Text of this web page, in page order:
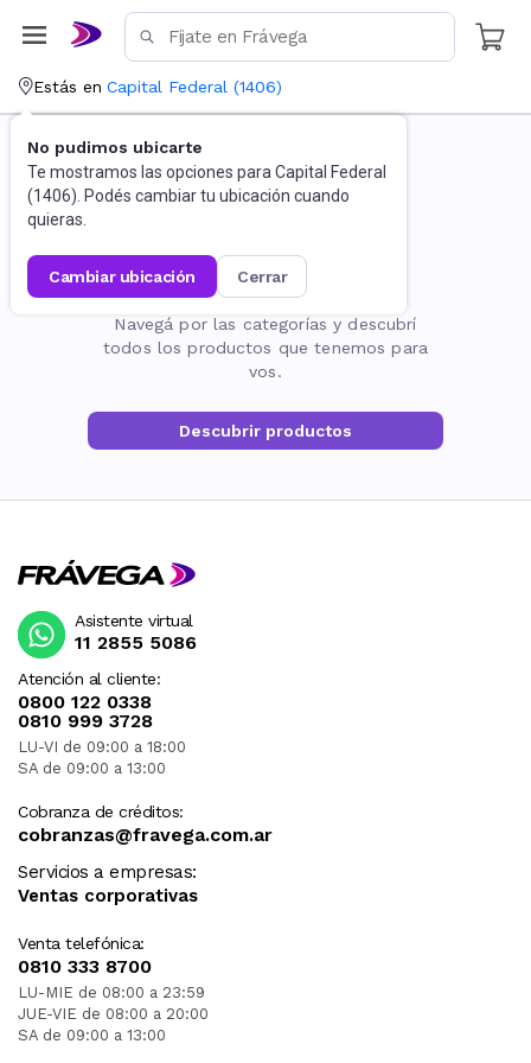
Estás en Capital Federal (1406)
No pudimos ubicarte
Te mostramos las opciones para Capital Federal
(1406). Podés cambiar tu ubicación cuando
quieras.
cambiar ubicación cerrar
La página no existe
Navegá por las categorías y descubrí
todos los productos que tenemos para
vos.
Descubrir productos
Atención al cliente:
0800 122 0338
0810 999 3728
LU-VI de 09:00 a 18:00
SA de 09:00 a 13:00
Cobranza de créditos:
cobranzas@fravega.com.ar
Servicios a empresas:
Ventas corporativas
Venta telefónica:
0810 333 8700
LU-MIE de 08:00 a 23:59
JUE-VIE de 08:00 a 20:00
SA de 09:00 a 13:00
Asistente virtual
11 2855 5086